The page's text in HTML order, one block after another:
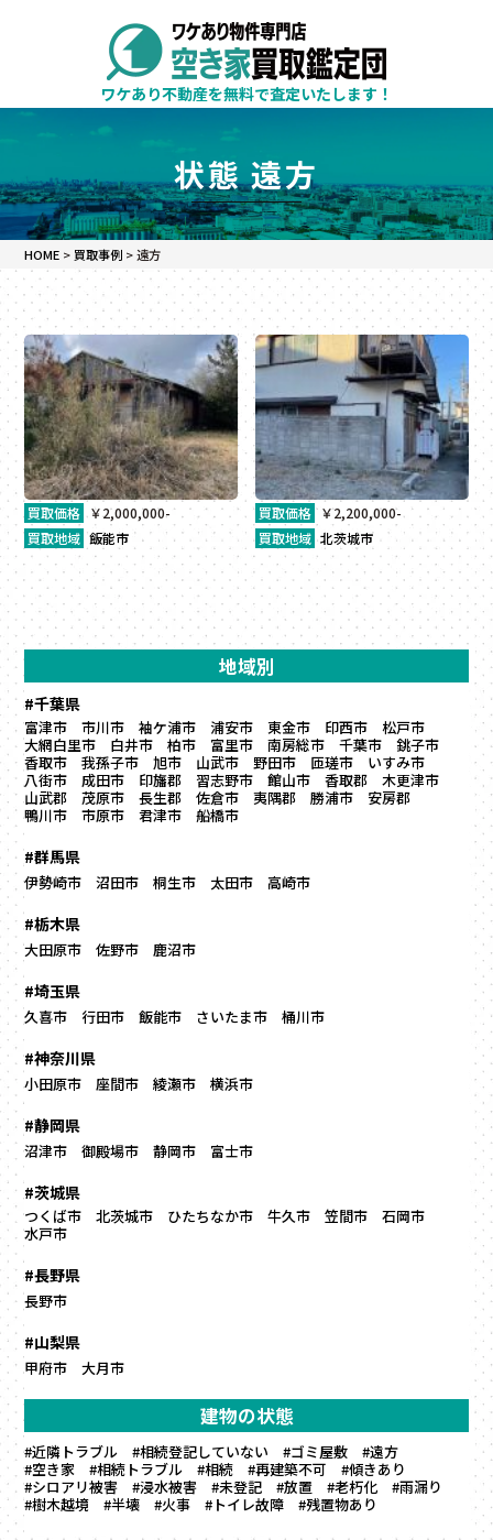
ワケあり不動産を無料で査定いたします！
状態 遠方
HOME > 買取事例 >遠方
買取価格 ￥2,000,000-
買取地域 飯能市
買取価格 ￥2,200,000-
買取地域 北茨城市
地域別
#千葉県
富津市 市川市 袖ケ浦市 浦安市 東金市 印西市
松戸市
大網白里市
白井市 柏市 富里市 南房総市 千葉市
銚子市
香取市
我孫子市 旭市 山武市 野田市 匝瑳市
いすみ市
八街市
成田市 印旛郡 習志野市 館山市 香取郡
木更津市
山武郡
茂原市 長生郡 佐倉市 夷隅郡 勝浦市
安房郡
鴨川市
市原市 君津市 船橋市
#群馬県
伊勢崎市 沼田市 桐生市 太田市 高崎市
#栃木県
大田原市 佐野市 鹿沼市
#埼玉県
久喜市 行田市 飯能市 さいたま市 桶川市
#神奈川県
小田原市 座間市 綾瀬市 横浜市
#静岡県
沼津市 御殿場市 静岡市 富士市
#茨城県
つくば市 北茨城市 ひたちなか市 牛久市 笠間市
石岡市
水戸市
#長野県
長野市
#山梨県
甲府市 大月市
建物の状態
#近隣トラブル #相続登記していない #ゴミ屋敷
#遠方
#空き家
#相続トラブル #相続 #再建築不可
#傾きあり
#シロアリ被害
#浸水被害 #未登記 #放置 #老朽化
#雨漏り
#樹木越境
#半壊 #火事 #トイレ故障 #残置物あり